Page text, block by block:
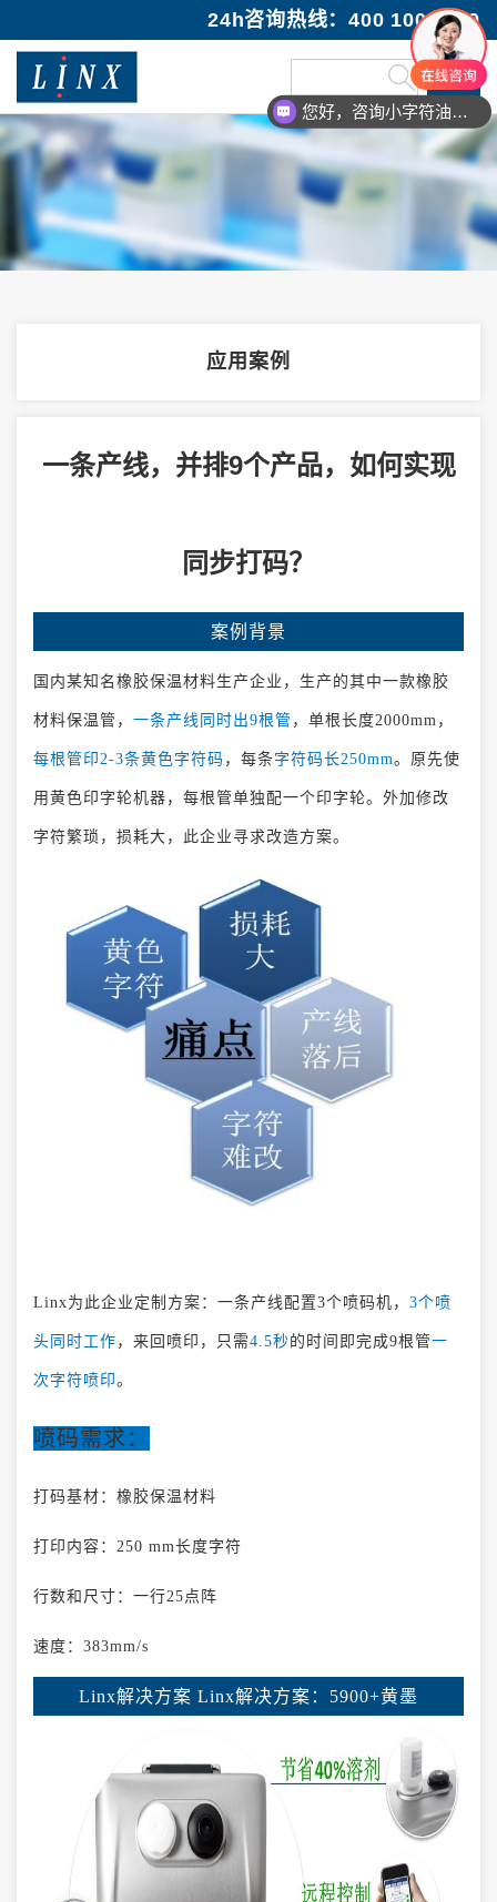
24h咨询热线：400 100 1089
应用案例
一条产线，并排9个产品，如何实现
同步打码？
案例背景
国内某知名橡胶保温材料生产企业，生产的其中一款橡胶
材料保温管， 一条产线同时出9根管 ，单根长度2000mm，
每根管印2-3条黄色字符码 ，每条字符码长250mm。原先使
用黄色印字轮机器，每根管单独配一个印字轮。外加修改
字符繁琐，损耗大，此企业寻求改造方案。
Linx为此企业定制方案：一条产线配置3个喷码机， 3个喷
头同时工作 ，来回喷印，只需4.5秒的时间即完成9根管一
次字符喷印。
喷码需求：
打码基材：橡胶保温材料
打印内容：250 mm长度字符
行数和尺寸：一行25点阵
速度：383mm/s
Linx解决方案 Linx解决方案：5900+黄墨
您好，咨询小字符油墨喷码机